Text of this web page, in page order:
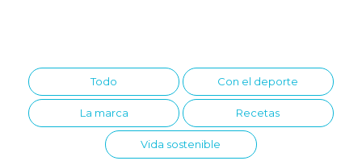
Todo Con el deporte
La marca Recetas
Vida sostenible